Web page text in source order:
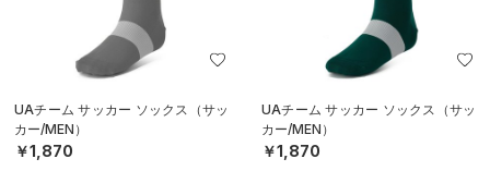
UAチーム サッカー ソックス（サッ
カー/MEN）
￥1,870
UAチーム サッカー ソックス（サッ
カー/MEN）
￥1,870